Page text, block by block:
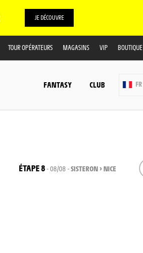
JE DÉCOUVRE
TOUR OPÉRATEURS MAGASINS VIP BOUTIQUE
FANTASY CLUB FR
ÉTAPE 8- 08/08 -SISTERON > NICE